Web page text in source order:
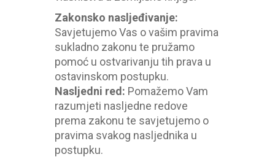
Zakonsko nasljeđivanje:
Savjetujemo Vas o vašim pravima
sukladno zakonu te pružamo
pomoć u ostvarivanju tih prava u
ostavinskom postupku.
Nasljedni red : Pomažemo Vam
razumjeti nasljedne redove
prema zakonu te savjetujemo o
pravima svakog nasljednika u
postupku.